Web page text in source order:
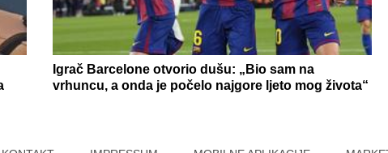
Igrač Barcelone otvorio dušu: „Bio sam na
vrhuncu, a onda je počelo najgore ljeto mog života“